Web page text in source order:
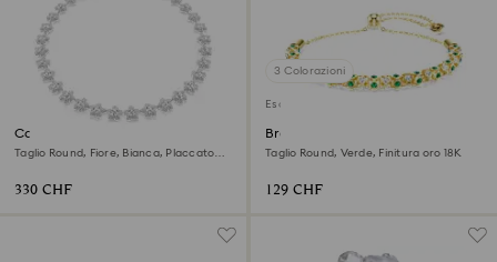
Collana Ariana Grande x
Swarovski
Taglio Round, Fiore, Bianca, Placcato
330 CHF
3 Colorazioni
Esclusiva online
Braccialetto Dextera
Taglio Round, Verde, Finitura oro 18K
129 CHF